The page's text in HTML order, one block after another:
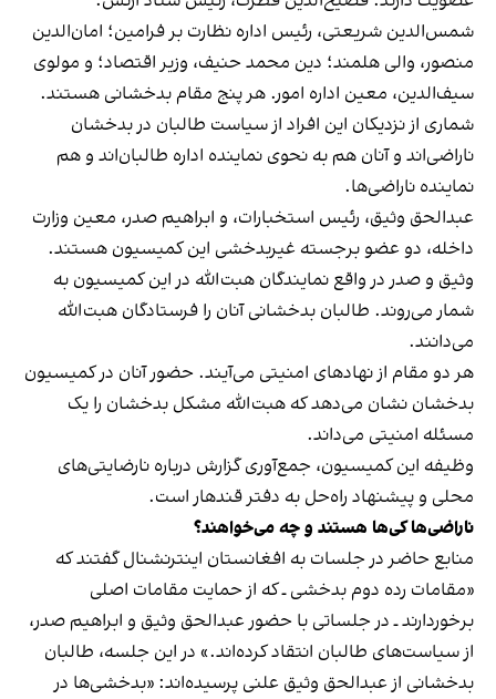
شمس‌الدین شریعتی، رئیس اداره نظارت بر فرامین؛ امان‌الدین
منصور، والی هلمند؛ دین محمد حنیف، وزیر اقتصاد؛ و مولوی
سیف‌الدین، معین اداره امور. هر پنج مقام بدخشانی هستند.
شماری از نزدیکان این افراد از سیاست طالبان در بدخشان
ناراضی‌اند و آنان هم به نحوی نماینده اداره طالبان‌اند و هم
نماینده ناراضی‌ها.
عبدالحق وثیق، رئیس استخبارات، و ابراهیم صدر، معین وزارت
داخله، دو عضو برجسته غیربدخشی این کمیسیون هستند.
وثیق و صدر در واقع نمایندگان هبت‌الله در این کمیسیون به
شمار می‌روند. طالبان بدخشانی آنان را فرستادگان هبت‌الله
می‌دانند.
هر دو مقام از نهادهای امنیتی می‌آیند. حضور آنان در کمیسیون
بدخشان نشان می‌دهد که هبت‌الله مشکل بدخشان را یک
مسئله امنیتی می‌داند.
وظیفه این کمیسیون، جمع‌آوری گزارش درباره نارضایتی‌های
محلی و پیشنهاد راه‌حل به دفتر قندهار است.
ناراضی‌ها کی‌ها هستند و چه می‌خواهند؟
منابع حاضر در جلسات به افغانستان اینترنشنال گفتند که
«مقامات رده دوم بدخشی ـ که از حمایت مقامات اصلی
برخوردارند ـ در جلساتی با حضور عبدالحق وثیق و ابراهیم صدر،
از سیاست‌های طالبان انتقاد کرده‌اند.» در این جلسه، طالبان
بدخشانی از عبدالحق وثیق علنی پرسیده‌اند: «بدخشی‌ها در